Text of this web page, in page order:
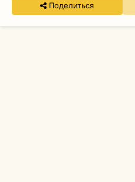
Поделиться